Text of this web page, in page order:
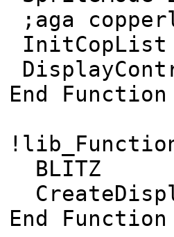
;aga
InitCopList
End Function
BLITZ
End Function